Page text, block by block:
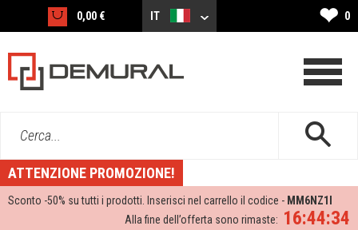
0,00 € IT ❤ 0
Cerca...
ATTENZIONE PROMOZIONE!
Sconto -50% su tutti i prodotti. Inserisci nel carrello il codice - MM6NZ1I
16:44:33
Alla fine dell’offerta sono rimaste: